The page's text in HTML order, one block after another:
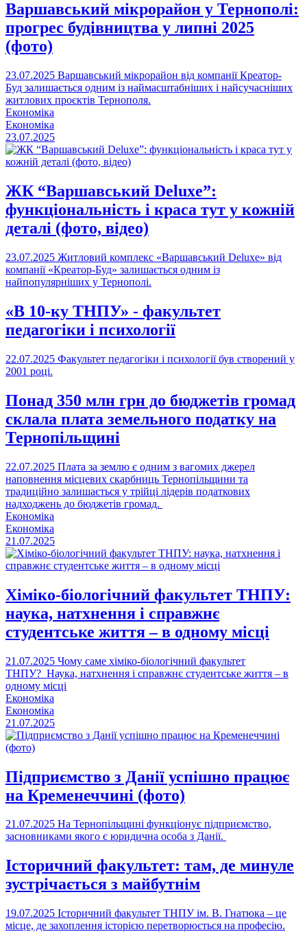
Варшавський мікрорайон у Тернополі:
прогрес будівництва у липні 2025
(фото)
23.07.2025 Варшавський мікрорайон від компанії Креатор-
Буд залишається одним із наймасштабніших і найсучасніших
житлових проєктів Тернополя.
Економіка
Економіка
23.07.2025
ЖК “Варшавський Deluxe”:
функціональність і краса тут у кожній
деталі (фото, відео)
23.07.2025 Житловий комплекс «Варшавський Deluxe» від
компанії «Креатор-Буд» залишається одним із
найпопулярніших у Тернополі.
«В 10-ку ТНПУ» - факультет
педагогіки і психології
22.07.2025 Факультет педагогіки і психології був створений у
2001 році.
Понад 350 млн грн до бюджетів громад
склала плата земельного податку на
Тернопільщині
22.07.2025 Плата за землю є одним з вагомих джерел
наповнення місцевих скарбниць Тернопільщини та
традиційно залишається у трійці лідерів податкових
надходжень до бюджетів громад.
Економіка
Економіка
21.07.2025
Хіміко-біологічний факультет ТНПУ:
наука, натхнення і справжнє
студентське життя – в одному місці
21.07.2025 Чому саме хіміко-біологічний факультет
ТНПУ? Наука, натхнення і справжнє студентське життя – в
одному місці
Економіка
Економіка
21.07.2025
Підприємство з Данії успішно працює
на Кременеччині (фото)
21.07.2025 На Тернопільщині функціонує підприємство,
засновниками якого є юридична особа з Данії.
Історичний факультет: там, де минуле
зустрічається з майбутнім
19.07.2025 Історичний факультет ТНПУ ім. В. Гнатюка – це
місце, де захоплення історією перетворюється на професію.